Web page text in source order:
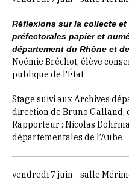
Réflexions sur la collecte
préfectorales papier et
département du Rhône et
Noémie Bréchot, élève
publique de l'État
Stage suivi aux Archives
direction de Bruno Galland,
Rapporteur : Nicolas
départementales de l’Aube
vendredi 7 juin - salle